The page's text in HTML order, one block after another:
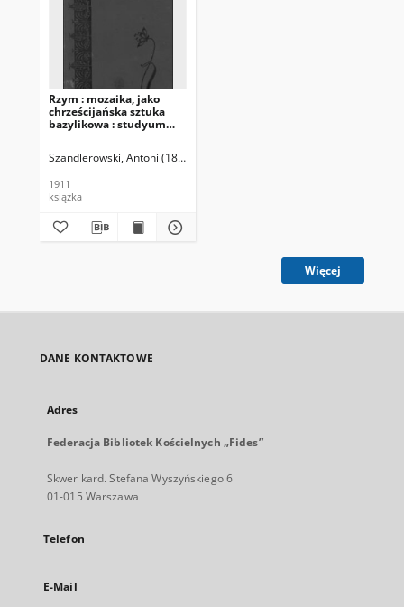
Rzym : mozaika, jako
chrześcijańska sztuka
bazylikowa : studyum
Szandlerowski, Antoni (1878-1911)
1911
książka
Więcej
DANE KONTAKTOWE
Adres
Federacja Bibliotek Kościelnych „Fides”
Skwer kard. Stefana Wyszyńskiego 6
01-015 Warszawa
Telefon
E-Mail